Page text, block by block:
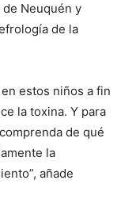
Neuquén y
de la
estos niños a fin
la toxina. Y para
de qué
la
añade